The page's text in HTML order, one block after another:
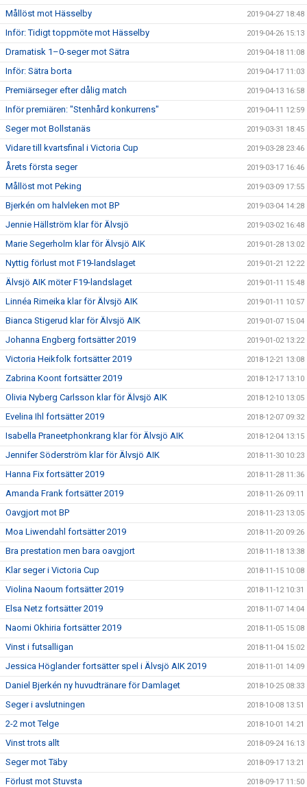
Mållöst mot Hässelby 2019-04-27 18:48
Inför: Tidigt toppmöte mot Hässelby 2019-04-26 15:13
Dramatisk 1–0-seger mot Sätra 2019-04-18 11:08
Inför: Sätra borta 2019-04-17 11:03
Premiärseger efter dålig match 2019-04-13 16:58
Inför premiären: "Stenhård konkurrens" 2019-04-11 12:59
Seger mot Bollstanäs 2019-03-31 18:45
Vidare till kvartsfinal i Victoria Cup 2019-03-28 23:46
Årets första seger 2019-03-17 16:46
Mållöst mot Peking 2019-03-09 17:55
Bjerkén om halvleken mot BP 2019-03-04 14:28
Jennie Hällström klar för Älvsjö 2019-03-02 16:48
Marie Segerholm klar för Älvsjö AIK 2019-01-28 13:02
Nyttig förlust mot F19-landslaget 2019-01-21 12:22
Älvsjö AIK möter F19-landslaget 2019-01-11 15:48
Linnéa Rimeika klar för Älvsjö AIK 2019-01-11 10:57
Bianca Stigerud klar för Älvsjö AIK 2019-01-07 15:04
Johanna Engberg fortsätter 2019 2019-01-02 13:22
Victoria Heikfolk fortsätter 2019 2018-12-21 13:08
Zabrina Koont fortsätter 2019 2018-12-17 13:10
Olivia Nyberg Carlsson klar för Älvsjö AIK 2018-12-10 13:05
Evelina Ihl fortsätter 2019 2018-12-07 09:32
Isabella Praneetphonkrang klar för Älvsjö AIK 2018-12-04 13:15
Jennifer Söderström klar för Älvsjö AIK 2018-11-30 10:23
Hanna Fix fortsätter 2019 2018-11-28 11:36
Amanda Frank fortsätter 2019 2018-11-26 09:11
Oavgjort mot BP 2018-11-23 13:05
Moa Liwendahl fortsätter 2019 2018-11-20 09:26
Bra prestation men bara oavgjort 2018-11-18 13:38
Klar seger i Victoria Cup 2018-11-15 10:08
Violina Naoum fortsätter 2019 2018-11-12 10:31
Elsa Netz fortsätter 2019 2018-11-07 14:04
Naomi Okhiria fortsätter 2019 2018-11-05 15:08
Vinst i futsalligan 2018-11-04 15:02
Jessica Höglander fortsätter spel i Älvsjö AIK 2019 2018-11-01 14:09
Daniel Bjerkén ny huvudtränare för Damlaget 2018-10-25 08:33
Seger i avslutningen 2018-10-08 13:51
2-2 mot Telge 2018-10-01 14:21
Vinst trots allt 2018-09-24 16:13
Seger mot Täby 2018-09-17 13:21
Förlust mot Stuvsta 2018-09-17 11:50